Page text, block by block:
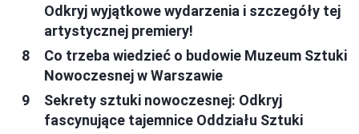
Odkryj wyjątkowe wydarzenia i szczegóły tej
artystycznej premiery!
Co trzeba wiedzieć o budowie Muzeum Sztuki
Nowoczesnej w Warszawie
Sekrety sztuki nowoczesnej: Odkryj
fascynujące tajemnice Oddziału Sztuki